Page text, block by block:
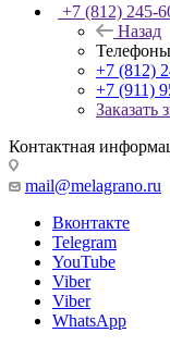
+7 (812) 245-
Назад
Телефоны
+7 (812)
+7 (911)
Заказать
Контактная
mail@melagrano.ru
Вконтакте
Telegram
YouTube
Viber
Viber
WhatsApp